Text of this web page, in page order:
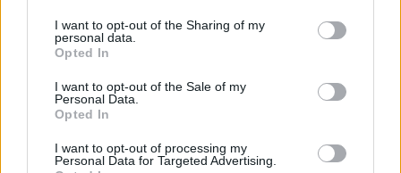
not limited to your visit or usage behaviour. You may click to
grant or deny consent to Google and its third-party tags to
use your data for below specified purposes in below Google
consent section.
I want to opt-out of the Sharing of my
personal data.
Opted In
I want to opt-out of the Sale of my
Personal Data.
Opted In
I want to opt-out of processing my
Personal Data for Targeted Advertising.
Ajánlott bejegyzések: